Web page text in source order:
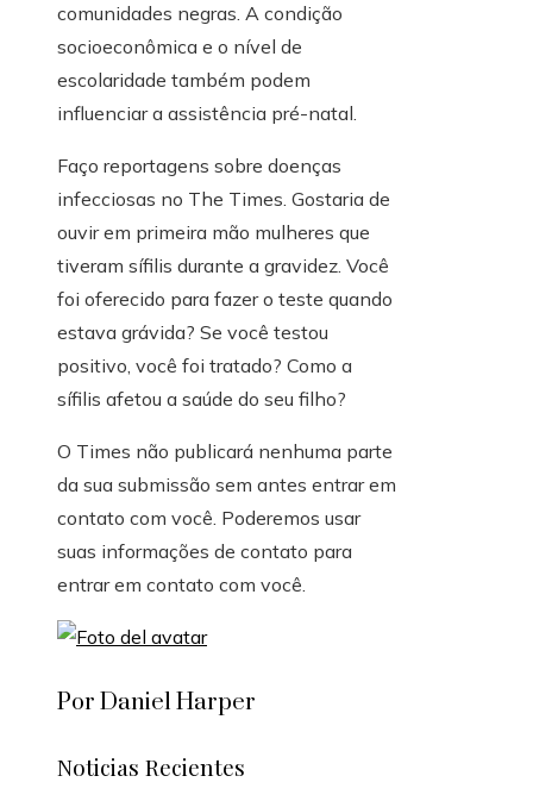
comunidades negras. A condição
socioeconômica e o nível de
escolaridade também podem
influenciar a assistência pré-natal.
Faço reportagens sobre doenças
infecciosas no The Times. Gostaria de
ouvir em primeira mão mulheres que
tiveram sífilis durante a gravidez. Você
foi oferecido para fazer o teste quando
estava grávida? Se você testou
positivo, você foi tratado? Como a
sífilis afetou a saúde do seu filho?
O Times não publicará nenhuma parte
da sua submissão sem antes entrar em
contato com você. Poderemos usar
suas informações de contato para
entrar em contato com você.
Por Daniel Harper
Noticias Recientes